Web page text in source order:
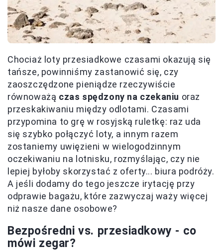
Chociaż loty przesiadkowe czasami okazują się
tańsze, powinniśmy zastanowić się, czy
zaoszczędzone pieniądze rzeczywiście
równoważą czas spędzony na czekaniu oraz
przeskakiwaniu między odlotami. Czasami
przypomina to grę w rosyjską ruletkę: raz uda
się szybko połączyć loty, a innym razem
zostaniemy uwięzieni w wielogodzinnym
oczekiwaniu na lotnisku, rozmyślając, czy nie
lepiej byłoby skorzystać z oferty... biura podróży.
A jeśli dodamy do tego jeszcze irytację przy
odprawie bagażu, które zazwyczaj waży więcej
niż nasze dane osobowe?
Bezpośredni vs. przesiadkowy - co
mówi zegar?